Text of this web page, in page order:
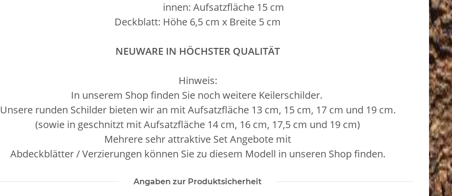
innen: Aufsatzfläche 15 cm
Deckblatt: Höhe 6,5 cm x Breite 5 cm
NEUWARE IN HÖCHSTER QUALITÄT
Hinweis:
In unserem Shop finden Sie noch weitere Keilerschilder.
Unsere runden Schilder bieten wir an mit Aufsatzfläche 13 cm, 15 cm, 17 cm und 19 cm.
(sowie in geschnitzt mit Aufsatzfläche 14 cm, 16 cm, 17,5 cm und 19 cm)
Mehrere sehr attraktive Set Angebote mit
Abdeckblätter / Verzierungen können Sie zu diesem Modell in unseren Shop finden.
Angaben zur Produktsicherheit